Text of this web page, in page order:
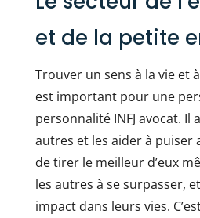
et de la petite
Trouver un sens à la vie et
est important pour une
personnalité INFJ avocat. Il
autres et les aider à puiser
de tirer le meilleur d’eux
les autres à se surpasser,
impact dans leurs vies.